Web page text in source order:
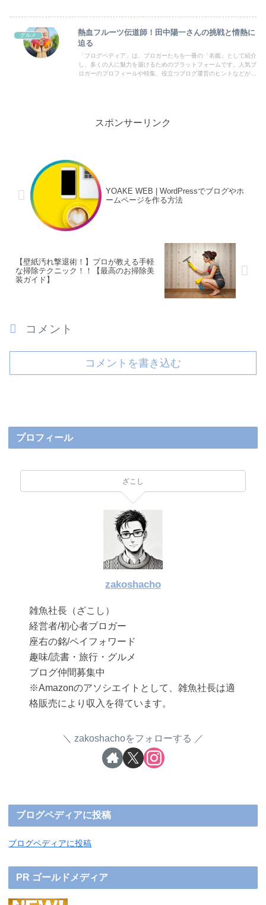
グルメ
熱血フルーツ伝道師！田中陽一さんの挑戦と情熱に
迫る
「ブログペディア」は、ブロガーたちを一冊の「名鑑」として紹介
し、多くの人に魅力を届けるためのプラットフォームです。人気ブ
ロガーのプロフィールや特集、役立つブログ運営のヒントなどが満
スポンサーリンク
YOAKE WEB | WordPressでブログやホ
ームページを作る方法
【壁紙汚れ撃退術！】プロが教える手軽
な掃除テクニック！！【最高のお掃除美
装ガイド】
コメント
コメントを書き込む
プロフィール
ざこし
zakoshacho
雑魚社長（ざこし）
経営者/初心者ブロガー
座右の銘/ペイフォワード
趣味/読書・旅行・グルメ
ブログ仲間募集中
※Amazonのアソシエイトとして、雑魚社長は適
格販売により収入を得ています。
zakoshachoをフォローする
ブログペディアに投稿
ブログペディアに投稿
PR ゴールドメディア